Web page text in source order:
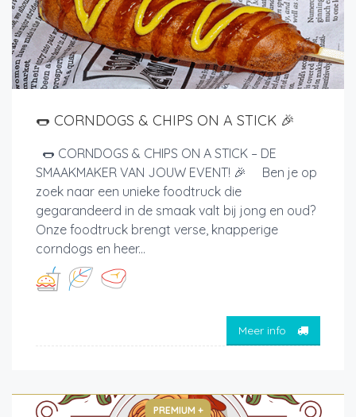
🌭 CORNDOGS & CHIPS ON A STICK 🎉
🌭 CORNDOGS & CHIPS ON A STICK – DE
SMAAKMAKER VAN JOUW EVENT! 🎉 Ben je op
zoek naar een unieke foodtruck die
gegarandeerd in de smaak valt bij jong en oud?
Onze foodtruck brengt verse, knapperige
corndogs en heer...
Meer info
PREMIUM +